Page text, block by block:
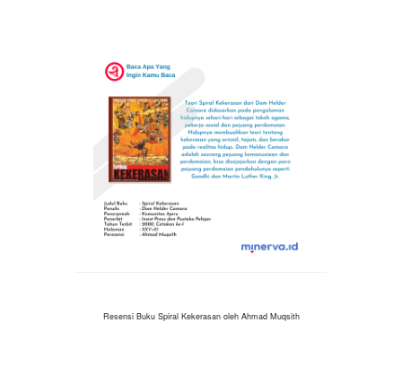
Resensi Buku Spiral Kekerasan oleh Ahmad Muqsith